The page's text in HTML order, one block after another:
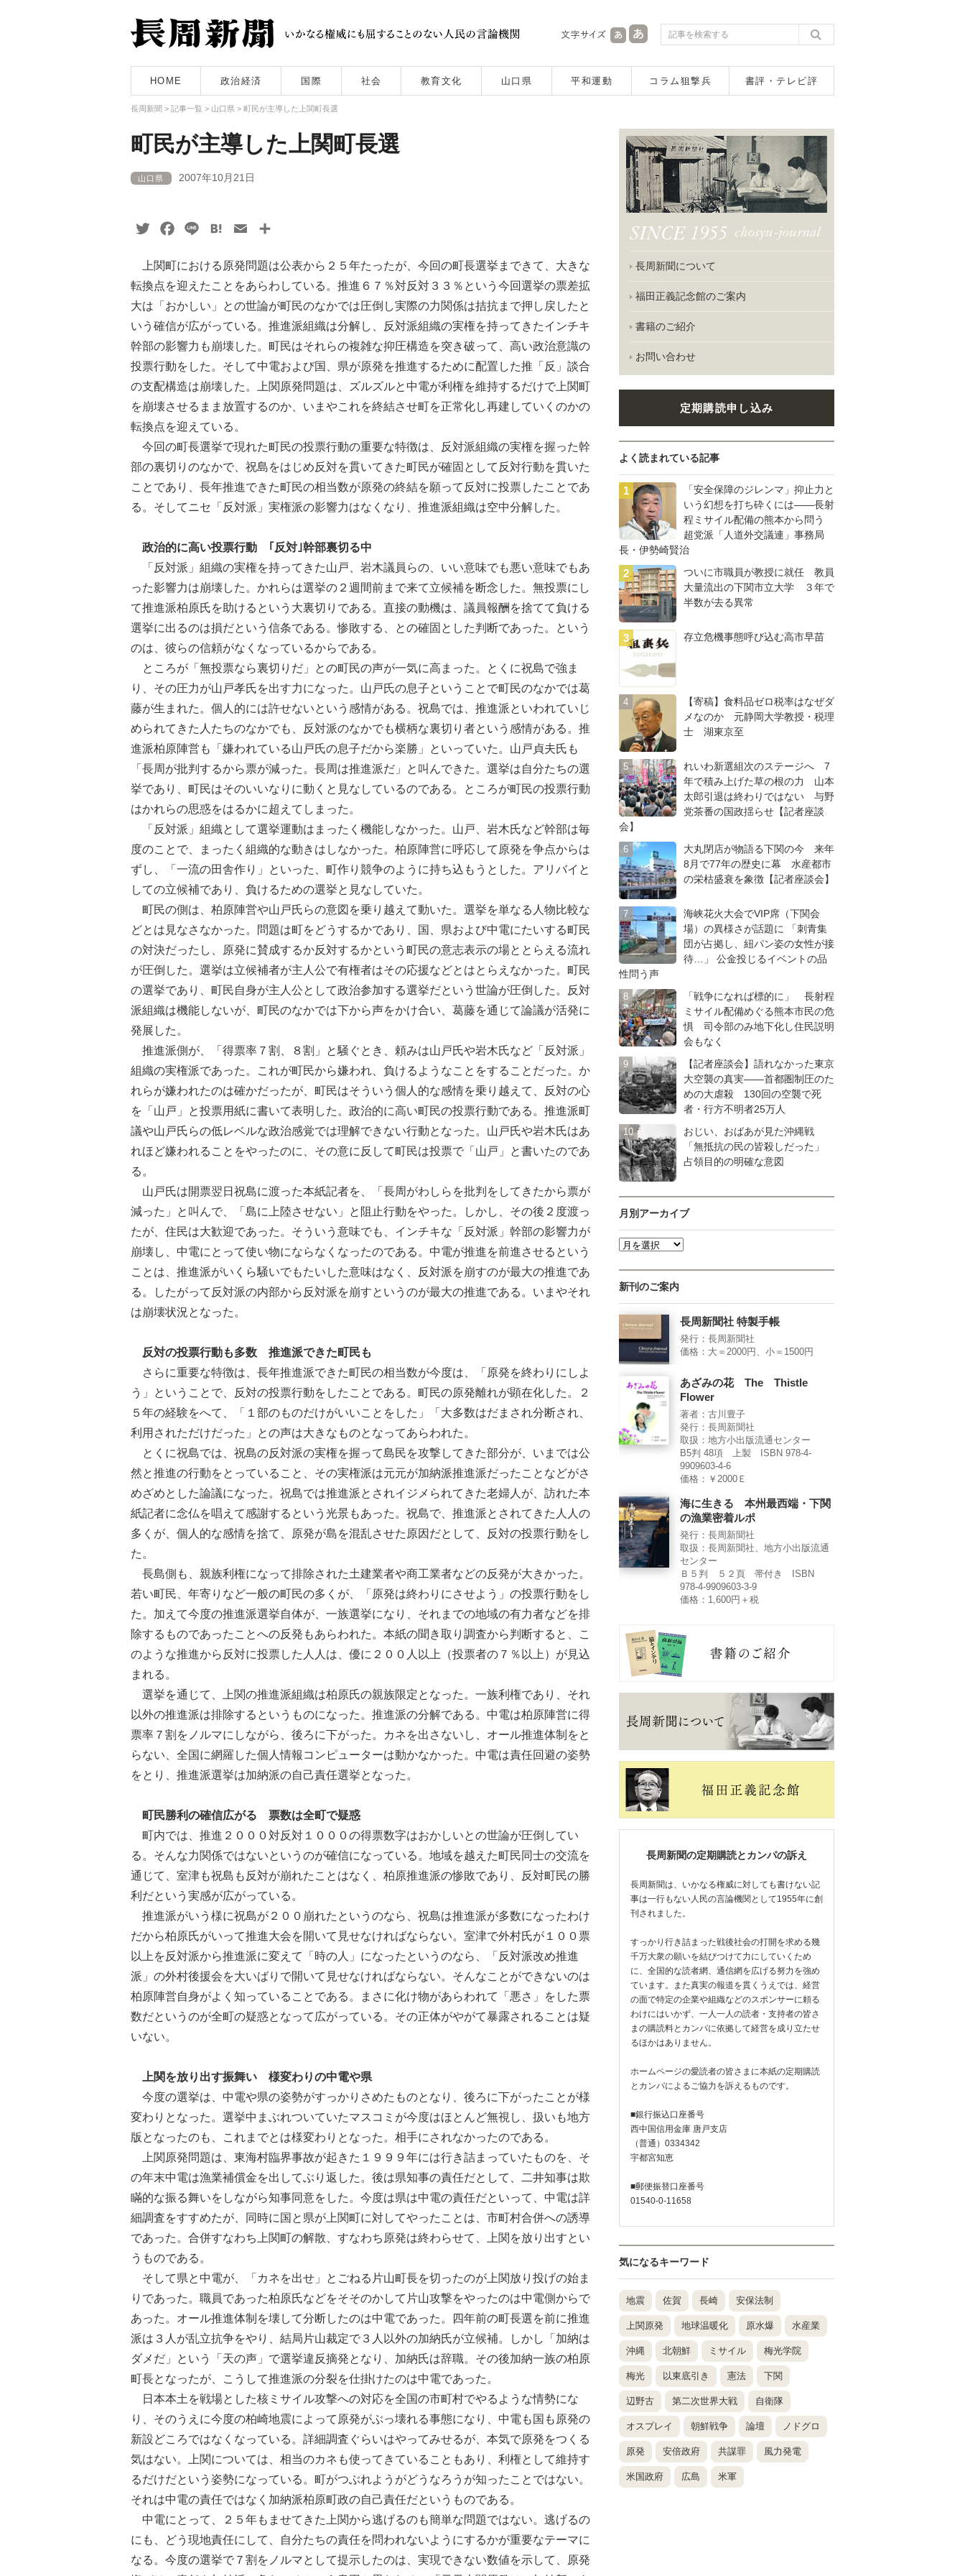
HOME 政治経済 国際 社会 教育文化 山口県 平和運動 コラム狙撃兵 書評・テレビ評
長周新聞 > 記事一覧 > 山口県 > 町民が主導した上関町長選
町民が主導した上関町長選
山口県 2007年10月21日
TwitterFacebook
Line HatenaEmail
上関町における原発問題は公表から２５年たったが、今回の町長選挙まできて、大きな
転換点を迎えたことをあらわしている。推進６７％対反対３３％という今回選挙の票差拡
大は「おかしい」との世論が町民のなかでは圧倒し実際の力関係は拮抗まで押し戻したと
いう確信が広がっている。推進派組織は分解し、反対派組織の実権を持ってきたインチキ
幹部の影響力も崩壊した。町民はそれらの複雑な抑圧構造を突き破って、高い政治意識の
投票行動をした。そして中電および国、県が原発を推進するために配置した推「反」談合
の支配構造は崩壊した。上関原発問題は、ズルズルと中電が利権を維持するだけで上関町
を崩壊させるまま放置するのか、いまやこれを終結させ町を正常化し再建していくのかの
転換点を迎えている。
今回の町長選挙で現れた町民の投票行動の重要な特徴は、反対派組織の実権を握った幹
部の裏切りのなかで、祝島をはじめ反対を貫いてきた町民が確固として反対行動を貫いた
ことであり、長年推進できた町民の相当数が原発の終結を願って反対に投票したことであ
る。そしてニセ「反対派」実権派の影響力はなくなり、推進派組織は空中分解した。
政治的に高い投票行動 ｢反対｣幹部裏切る中
「反対派」組織の実権を持ってきた山戸、岩木議員らの、いい意味でも悪い意味でもあ
った影響力は崩壊した。かれらは選挙の２週間前まで来て立候補を断念した。無投票にし
て推進派柏原氏を助けるという大裏切りである。直接の動機は、議員報酬を捨てて負ける
選挙に出るのは損だという信条である。惨敗する、との確固とした判断であった。という
のは、彼らの信頼がなくなっているからである。
ところが「無投票なら裏切りだ」との町民の声が一気に高まった。とくに祝島で強ま
り、その圧力が山戸孝氏を出す力になった。山戸氏の息子ということで町民のなかでは葛
藤が生まれた。個人的には許せないという感情がある。祝島では、推進派といわれていじ
められてきた人たちのなかでも、反対派のなかでも横柄な裏切り者という感情がある。推
進派柏原陣営も「嫌われている山戸氏の息子だから楽勝」といっていた。山戸貞夫氏も
「長周が批判するから票が減った。長周は推進派だ」と叫んできた。選挙は自分たちの選
挙であり、町民はそのいいなりに動くと見なしているのである。ところが町民の投票行動
はかれらの思惑をはるかに超えてしまった。
「反対派」組織として選挙運動はまったく機能しなかった。山戸、岩木氏など幹部は毎
度のことで、まったく組織的な動きはしなかった。柏原陣営に呼応して原発を争点からは
ずし、「一流の田舎作り」といった、町作り競争のように持ち込もうとした。アリバイと
しての立候補であり、負けるための選挙と見なしていた。
町民の側は、柏原陣営や山戸氏らの意図を乗り越えて動いた。選挙を単なる人物比較な
どとは見なさなかった。問題は町をどうするかであり、国、県および中電にたいする町民
の対決だったし、原発に賛成するか反対するかという町民の意志表示の場ととらえる流れ
が圧倒した。選挙は立候補者が主人公で有権者はその応援などとはとらえなかった。町民
の選挙であり、町民自身が主人公として政治参加する選挙だという世論が圧倒した。反対
派組織は機能しないが、町民のなかでは下から声をかけ合い、葛藤を通じて論議が活発に
発展した。
推進派側が、「得票率７割、８割」と騒ぐとき、頼みは山戸氏や岩木氏など「反対派」
組織の実権派であった。これが町民から嫌われ、負けるようなことをすることだった。か
れらが嫌われたのは確かだったが、町民はそういう個人的な感情を乗り越えて、反対の心
を「山戸」と投票用紙に書いて表明した。政治的に高い町民の投票行動である。推進派町
議や山戸氏らの低レベルな政治感覚では理解できない行動となった。山戸氏や岩木氏はあ
れほど嫌われることをやったのに、その意に反して町民は投票で「山戸」と書いたのであ
る。
山戸氏は開票翌日祝島に渡った本紙記者を、「長周がわしらを批判をしてきたから票が
減った」と叫んで、「島に上陸させない」と阻止行動をやった。しかし、その後２度渡っ
たが、住民は大歓迎であった。そういう意味でも、インチキな「反対派」幹部の影響力が
崩壊し、中電にとって使い物にならなくなったのである。中電が推進を前進させるという
ことは、推進派がいくら騒いでもたいした意味はなく、反対派を崩すのが最大の推進であ
る。したがって反対派の内部から反対派を崩すというのが最大の推進である。いまやそれ
は崩壊状況となった。
反対の投票行動も多数 推進派できた町民も
さらに重要な特徴は、長年推進派できた町民の相当数が今度は、「原発を終わりにしよ
う」ということで、反対の投票行動をしたことである。町民の原発離れが顕在化した。２
５年の経験をへて、「１部のものだけがいいことをした」「大多数はだまされ分断され、
利用されただけだった」との声は大きなものとなってあらわれた。
とくに祝島では、祝島の反対派の実権を握って島民を攻撃してきた部分が、いまでは公
然と推進の行動をとっていること、その実権派は元元が加納派推進派だったことなどがさ
めざめとした論議になった。祝島では推進派とされイジメられてきた老婦人が、訪れた本
紙記者に念仏を唱えて感謝するという光景もあった。祝島で、推進派とされてきた人人の
多くが、個人的な感情を捨て、原発が島を混乱させた原因だとして、反対の投票行動をし
た。
長島側も、親族利権になって排除された土建業者や商工業者などの反発が大きかった。
若い町民、年寄りなど一般の町民の多くが、「原発は終わりにさせよう」の投票行動をし
た。加えて今度の推進派選挙自体が、一族選挙になり、それまでの地域の有力者などを排
除するものであったことへの反発もあらわれた。本紙の聞き取り調査から判断すると、こ
のような推進から反対に投票した人人は、優に２００人以上（投票者の７％以上）が見込
まれる。
選挙を通じて、上関の推進派組織は柏原氏の親族限定となった。一族利権であり、それ
以外の推進派は排除するというものになった。推進派の分解である。中電は柏原陣営に得
票率７割をノルマにしながら、後ろに下がった。カネを出さないし、オール推進体制をと
らない、全国に網羅した個人情報コンピューターは動かなかった。中電は責任回避の姿勢
をとり、推進派選挙は加納派の自己責任選挙となった。
町民勝利の確信広がる 票数は全町で疑惑
町内では、推進２０００対反対１０００の得票数字はおかしいとの世論が圧倒してい
る。そんな力関係ではないというのが確信になっている。地域を越えた町民同士の交流を
通じて、室津も祝島も反対が崩れたことはなく、柏原推進派の惨敗であり、反対町民の勝
利だという実感が広がっている。
推進派がいう様に祝島が２００崩れたというのなら、祝島は推進派が多数になったわけ
だから柏原氏がいって推進大会を開いて見せなければならない。室津で外村氏が１００票
以上を反対派から推進派に変えて「時の人」になったというのなら、「反対派改め推進
派」の外村後援会を大いばりで開いて見せなければならない。そんなことができないのは
柏原陣営自身がよく知っていることである。まさに化け物があらわれて「悪さ」をした票
数だというのが全町の疑惑となって広がっている。その正体がやがて暴露されることは疑
いない。
上関を放り出す振舞い 様変わりの中電や県
今度の選挙は、中電や県の姿勢がすっかりさめたものとなり、後ろに下がったことが様
変わりとなった。選挙中まぶれついていたマスコミが今度はほとんど無視し、扱いも地方
版となったのも、これまでとは様変わりとなった。相手にされなかったのである。
上関原発問題は、東海村臨界事故が起きた１９９９年には行き詰まっていたものを、そ
の年末中電は漁業補償金を出してぶり返した。後は県知事の責任だとして、二井知事は欺
瞞的な振る舞いをしながら知事同意をした。今度は県は中電の責任だといって、中電は詳
細調査をすすめたが、同時に国と県が上関町に対してやったことは、市町村合併への誘導
であった。合併すなわち上関町の解散、すなわち原発は終わらせて、上関を放り出すとい
うものである。
そして県と中電が、「カネを出せ」とごねる片山町長を切ったのが上関放り投げの始ま
りであった。職員であった柏原氏などをそそのかして片山攻撃をやったのは中電側からで
あった。オール推進体制を壊して分断したのは中電であった。四年前の町長選を前に推進
派は３人が乱立抗争をやり、結局片山裁定で３人以外の加納氏が立候補。しかし「加納は
ダメだ」という「天の声」で選挙違反摘発となり、加納氏は辞職。その後加納一族の柏原
町長となったが、こうして推進派の分裂を仕掛けたのは中電であった。
日本本土を戦場とした核ミサイル攻撃への対応を全国の市町村でやるような情勢にな
り、そのうえに今度の柏崎地震によって原発がぶっ壊れる事態になり、中電も国も原発の
新設どころではなくなっている。詳細調査ぐらいはやってみせるが、本気で原発をつくる
気はない。上関については、相当のカネも使ってきていることもあり、利権として維持す
るだけだという姿勢になっている。町がつぶれようがどうなろうが知ったことではない。
それは中電の責任ではなく加納派柏原町政の自己責任だというものである。
中電にとって、２５年もませてきた上関から逃げるのも簡単な問題ではない。逃げるの
にも、どう現地責任にして、自分たちの責任を問われないようにするかが重要なテーマに
なる。今度の選挙で７割をノルマとして提示したのは、実現できない数値を示して、原発
長周新聞について
福田正義記念館のご案内
書籍のご紹介
お問い合わせ
定期購読申し込み
よく読まれている記事
「安全保障のジレンマ」抑止力と
いう幻想を打ち砕くには――長射
程ミサイル配備の熊本から問う
超党派「人道外交議連」事務局
長・伊勢崎賢治
ついに市職員が教授に就任 教員
大量流出の下関市立大学 ３年で
半数が去る異常
存立危機事態呼び込む高市早苗
【寄稿】食料品ゼロ税率はなぜダ
メなのか 元静岡大学教授・税理
士 湖東京至
れいわ新選組次のステージへ 7
年で積み上げた草の根の力 山本
太郎引退は終わりではない 与野
党茶番の国政揺らせ【記者座談
会】
大丸閉店が物語る下関の今 来年
8月で77年の歴史に幕 水産都市
の栄枯盛衰を象徴【記者座談会】
海峡花火大会でVIP席（下関会
場）の異様さが話題に 「刺青集
団が占拠し、紐パン姿の女性が接
待…」 公金投じるイベントの品
性問う声
「戦争になれば標的に」 長射程
ミサイル配備めぐる熊本市民の危
惧 司令部のみ地下化し住民説明
会もなく
【記者座談会】語れなかった東京
大空襲の真実――首都圏制圧のた
めの大虐殺 130回の空襲で死
者・行方不明者25万人
おじい、おばあが見た沖縄戦
「無抵抗の民の皆殺しだった」
占領目的の明確な意図
月別アーカイブ
新刊のご案内
長周新聞社 特製手帳
発行：長周新聞社
価格：大＝2000円、小＝1500円
あざみの花 The Thistle
Flower
著者：古川豊子
発行：長周新聞社
取扱：地方小出版流通センター
B5判 48項 上製 ISBN 978-4-
9909603-4-6
価格：￥2000Ｅ
海に生きる 本州最西端・下関
の漁業密着ルポ
発行：長周新聞社
取扱：長周新聞社、地方小出版流通
センター
Ｂ５判 ５２頁 帯付き ISBN
978-4-9909603-3-9
価格：1,600円＋税
長周新聞の定期購読とカンパの訴え
長周新聞は、いかなる権威に対しても書けない記
事は一行もない人民の言論機関として1955年に創
刊されました。
すっかり行き詰まった戦後社会の打開を求める幾
千万大衆の願いを結びつけて力にしていくため
に、全国的な読者網、通信網を広げる努力を強め
ています。また真実の報道を貫くうえでは、経営
の面で特定の企業や組織などのスポンサーに頼る
わけにはいかず、一人一人の読者・支持者の皆さ
まの購読料とカンパに依拠して経営を成り立たせ
るほかはありません。
ホームページの愛読者の皆さまに本紙の定期購読
とカンパによるご協力を訴えるものです。
■銀行振込口座番号
西中国信用金庫 唐戸支店
（普通）0334342
宇都宮知恵
■郵便振替口座番号
01540-0-11658
気になるキーワード
地震 佐賀 長崎 安保法制
上関原発 地球温暖化 原水爆 水産業
沖縄 北朝鮮 ミサイル 梅光学院
梅光 以東底引き 憲法 下関
辺野古 第二次世界大戦 自衛隊
オスプレイ 朝鮮戦争 論壇 ノドグロ
原発 安倍政府 共謀罪 風力発電
米国政府 広島 米軍